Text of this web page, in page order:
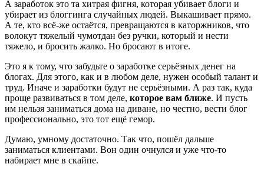
А заработок это та хитрая фигня, которая убивает блоги и
убирает из блоггинга случайных людей. Выкашивает прямо.
А те, кто всё-же остаётся, превращаются в каторжников, что
волокут тяжелый чумотдан без ручки, который и нести
тяжело, и бросить жалко. Но бросают в итоге.
Это я к тому, что забудьте о заработке серьёзных денег на
блогах. Для этого, как и в любом деле, нужен особый талант и
труд. Иначе и заработки будут не серьёзными. А раз так, куда
проще развиваться в том деле, которое вам ближе. И пусть
им нельзя заниматься дома на диване, но честно, вести блог
профессионально, это тот ещё гемор.
Думаю, умному достаточно. Так что, пошёл дальше
заниматься клиентами. Вон один очнулся и уже что-то
набирает мне в скайпе.